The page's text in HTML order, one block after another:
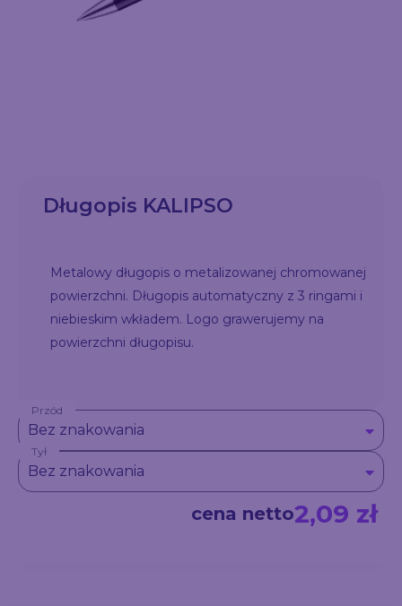
Długopis KALIPSO
Metalowy długopis o metalizowanej chromowanej
powierzchni. Długopis automatyczny z 3 ringami i
niebieskim wkładem. Logo grawerujemy na
powierzchni długopisu.
Przód
Bez znakowania
Tył
Bez znakowania
cena netto2,09 zł